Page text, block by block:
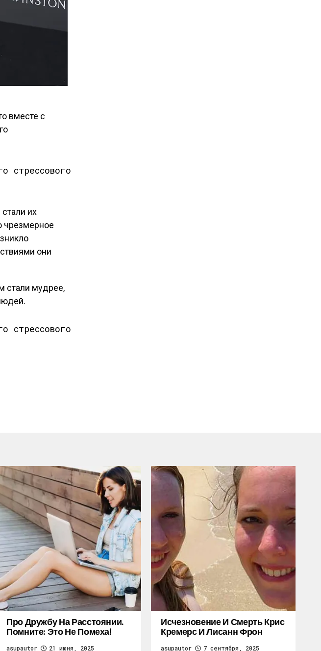
вместе с
их
чрезмерное
они
стали мудрее,
Про Дружбу На Расстоянии.
Помните: Это Не Помеха!
asupautor 21 июня, 2025
Исчезновение И Смерть Крис
Кремерс И Лисанн Фрон
asupautor 7 сентября, 2025